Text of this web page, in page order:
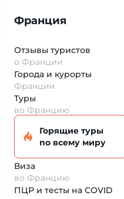
Франция
Отзывы туристов
о Франции
Города и курорты
Франции
Туры
во Францию
Горящие туры
по всему миру
Виза
во Францию
ПЦР и тесты на COVID